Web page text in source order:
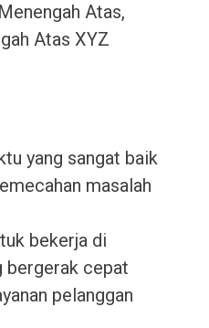
Atas,
Atas XYZ
yang sangat baik
masalah
bekerja di
bergerak cepat
pelanggan